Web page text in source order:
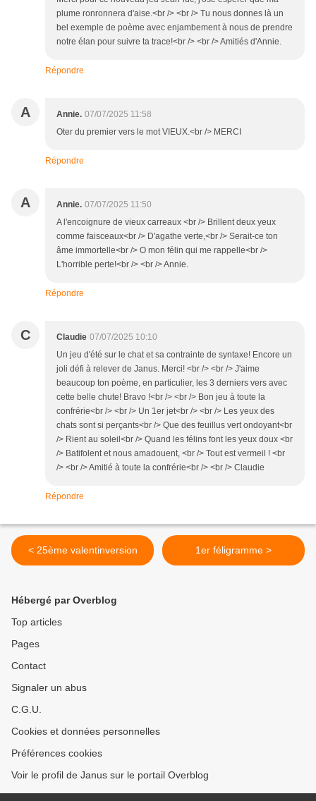
plume ronronnera d'aise.<br /> <br /> Tu nous donnes là un
bel exemple de poème avec enjambement à nous de prendre
notre élan pour suivre ta trace!<br /> <br /> Amitiés d'Annie.
Répondre
A Annie. 07/07/2025 11:58
Oter du premier vers le mot VIEUX.<br /> MERCI
Répondre
A Annie. 07/07/2025 11:50
A l'encoignure de vieux carreaux <br /> Brillent deux yeux
comme faisceaux<br /> D'agathe verte,<br /> Serait-ce ton
âme immortelle<br /> O mon félin qui me rappelle<br />
L'horrible perte!<br /> <br /> Annie.
Répondre
C Claudie 07/07/2025 10:10
Un jeu d'été sur le chat et sa contrainte de syntaxe! Encore un
joli défi à relever de Janus. Merci! <br /> <br /> J'aime
beaucoup ton poème, en particulier, les 3 derniers vers avec
cette belle chute! Bravo !<br /> <br /> Bon jeu à toute la
confrérie<br /> <br /> Un 1er jet<br /> <br /> Les yeux des
chats sont si perçants<br /> Que des feuillus vert ondoyant<br
/> Rient au soleil<br /> Quand les félins font les yeux doux <br
/> Batifolent et nous amadouent, <br /> Tout est vermeil ! <br
/> <br /> Amitié à toute la confrérie<br /> <br /> Claudie
Répondre
< 25ème valentinversion 1er féligramme >
Hébergé par Overblog
Top articles
Pages
Contact
Signaler un abus
C.G.U.
Cookies et données personnelles
Préférences cookies
Voir le profil de Janus sur le portail Overblog